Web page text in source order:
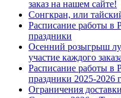
заказ на нашем сайте!
Сонгкран, или
Расписание работы в
праздники
Осенний розыгрыш
участие каждого
Расписание работы в
праздники 2025-2026
Ограничения